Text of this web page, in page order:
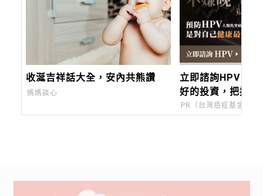
收涎吉祥話大全，安內共熊讚
媽媽談心
立即諮詢HPV！
好的投資，把握現
PR（台灣癌症基金會）